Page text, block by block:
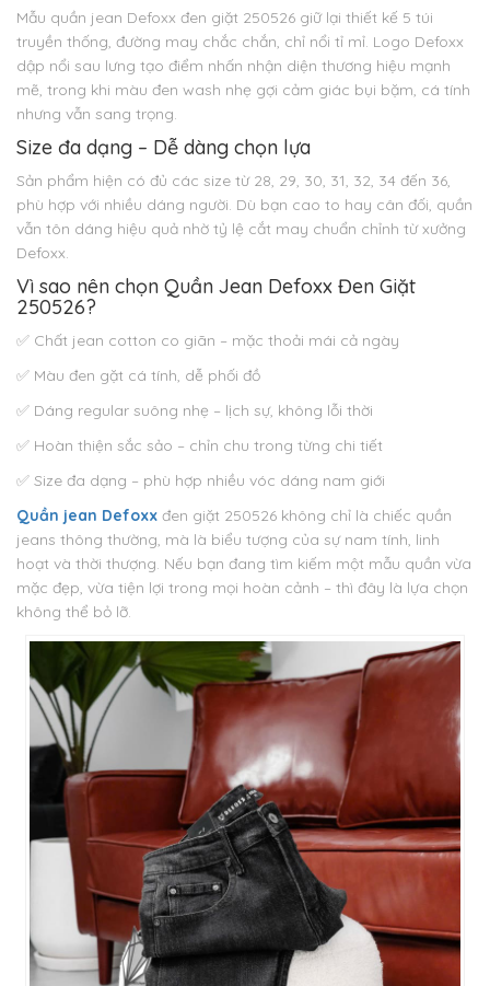
Mẫu quần jean Defoxx đen giặt 250526 giữ lại thiết kế 5 túi
truyền thống, đường may chắc chắn, chỉ nổi tỉ mỉ. Logo Defoxx
dập nổi sau lưng tạo điểm nhấn nhận diện thương hiệu mạnh
mẽ, trong khi màu đen wash nhẹ gợi cảm giác bụi bặm, cá tính
nhưng vẫn sang trọng.
Size đa dạng – Dễ dàng chọn lựa
Sản phẩm hiện có đủ các size từ 28, 29, 30, 31, 32, 34 đến 36,
phù hợp với nhiều dáng người. Dù bạn cao to hay cân đối, quần
vẫn tôn dáng hiệu quả nhờ tỷ lệ cắt may chuẩn chỉnh từ xưởng
Defoxx.
Vì sao nên chọn Quần Jean Defoxx Đen Giặt
250526?
✅ Chất jean cotton co giãn – mặc thoải mái cả ngày
✅ Màu đen gặt cá tính, dễ phối đồ
✅ Dáng regular suông nhẹ – lịch sự, không lỗi thời
✅ Hoàn thiện sắc sảo – chỉn chu trong từng chi tiết
✅ Size đa dạng – phù hợp nhiều vóc dáng nam giới
Quần jean Defoxx đen giặt 250526 không chỉ là chiếc quần
jeans thông thường, mà là biểu tượng của sự nam tính, linh
hoạt và thời thượng. Nếu bạn đang tìm kiếm một mẫu quần vừa
mặc đẹp, vừa tiện lợi trong mọi hoàn cảnh – thì đây là lựa chọn
không thể bỏ lỡ.